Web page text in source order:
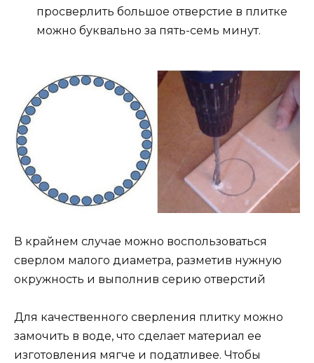
просверлить большое отверстие в плитке
можно буквально за пять-семь минут.
В крайнем случае можно воспользоваться
сверлом малого диаметра, разметив нужную
окружность и выполнив серию отверстий
Для качественного сверления плитку можно
замочить в воде, что сделает материал ее
изготовления мягче и податливее. Чтобы